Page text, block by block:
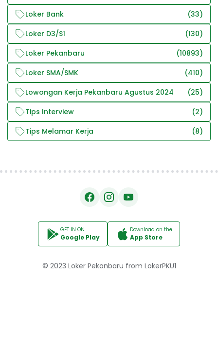
Loker Bank
(33)
Loker D3/S1
(130)
Loker Pekanbaru
(10893)
Loker SMA/SMK
(410)
Lowongan Kerja Pekanbaru Agustus 2024
(25)
Tips Interview
(2)
Tips Melamar Kerja
(8)
GET IN ON
Google Play
Download on the
App Store
© 2023 Loker Pekanbaru from LokerPKU1